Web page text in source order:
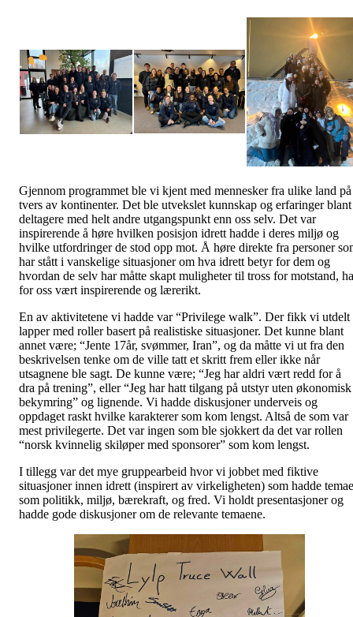
Gjennom programmet ble vi kjent med mennesker fra ulike land på
tvers av kontinenter. Det ble utvekslet kunnskap og erfaringer blant
deltagere med helt andre utgangspunkt enn oss selv. Det var
inspirerende å høre hvilken posisjon idrett hadde i deres miljø og
hvilke utfordringer de stod opp mot. Å høre direkte fra personer
har stått i vanskelige situasjoner om hva idrett betyr for dem og
hvordan de selv har måtte skapt muligheter til tross for motstand,
for oss vært inspirerende og lærerikt.
En av aktivitetene vi hadde var “Privilege walk”. Der fikk vi utdelt
lapper med roller basert på realistiske situasjoner. Det kunne blant
annet være; “Jente 17år, svømmer, Iran”, og da måtte vi ut fra den
beskrivelsen tenke om de ville tatt et skritt frem eller ikke når
utsagnene ble sagt. De kunne være; “Jeg har aldri vært redd for å
dra på trening”, eller “Jeg har hatt tilgang på utstyr uten økonomisk
bekymring” og lignende. Vi hadde diskusjoner underveis og
oppdaget raskt hvilke karakterer som kom lengst. Altså de som var
mest privilegerte. Det var ingen som ble sjokkert da det var rollen
“norsk kvinnelig skiløper med sponsorer” som kom lengst.
I tillegg var det mye gruppearbeid hvor vi jobbet med fiktive
situasjoner innen idrett (inspirert av virkeligheten) som hadde
som politikk, miljø, bærekraft, og fred. Vi holdt presentasjoner og
hadde gode diskusjoner om de relevante temaene.